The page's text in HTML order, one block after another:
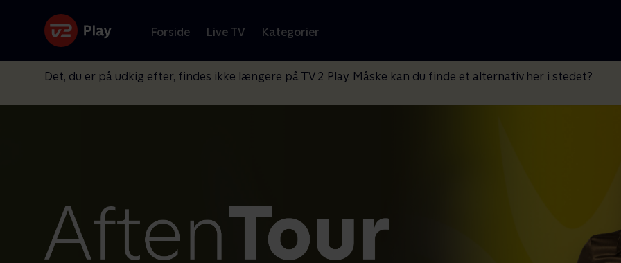
Forside Live TV Kategorier
Det, du er på udkig efter, findes ikke længere på TV 2 Play. Måske kan du finde et alternativ her i stedet?